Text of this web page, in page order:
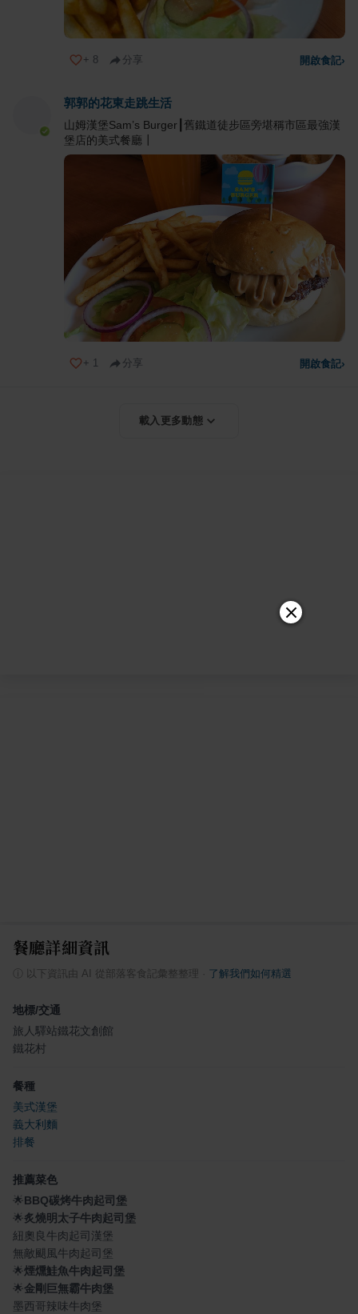
+ 8 分享 開啟食記›
郭郭的花東走跳生活
山姆漢堡Sam’s Burger┃舊鐵道徒步區旁堪稱市區最強漢
堡店的美式餐廳┃
+ 1 分享 開啟食記›
載入更多動態
餐廳詳細資訊
以下資訊由 AI 從部落客食記彙整整理 了解我們如何精選
地標/交通
旅人驛站鐵花文創館
鐵花村
餐種
美式漢堡
義大利麵
排餐
推薦菜色
🌟BBQ碳烤牛肉起司堡
🌟炙燒明太子牛肉起司堡
紐奧良牛肉起司漢堡
無敵颶風牛肉起司堡
🌟煙燻鮭魚牛肉起司堡
🌟金剛巨無霸牛肉堡
墨西哥辣味牛肉堡